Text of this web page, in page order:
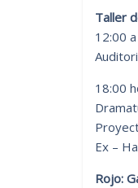
Taller
12:00
18:00
Ex –
Rojo: